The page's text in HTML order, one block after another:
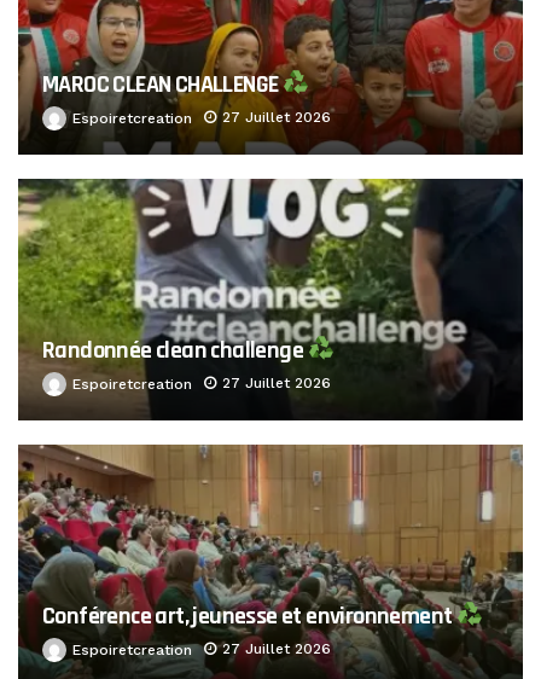
MAROC CLEAN CHALLENGE
Espoiretcreation 27 Juillet 2026
Randonnée clean challenge
Espoiretcreation 27 Juillet 2026
Conférence art, jeunesse et environnement
Espoiretcreation 27 Juillet 2026